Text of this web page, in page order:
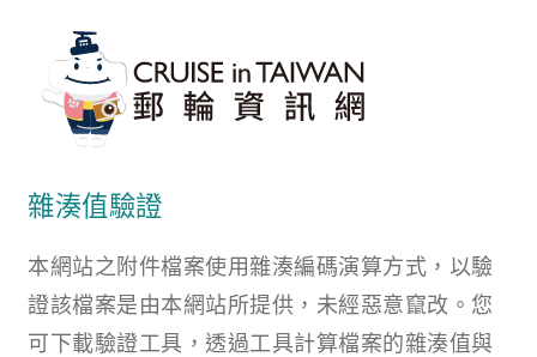
雜湊值驗證
本網站之附件檔案使用雜湊編碼演算方式，以驗
證該檔案是由本網站所提供，未經惡意竄改。您
可下載驗證工具，透過工具計算檔案的雜湊值與